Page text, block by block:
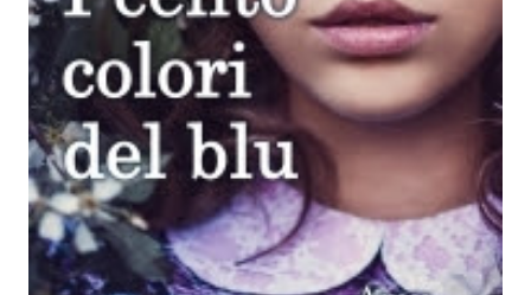
potete capire le mie aspettative! Innanzitutto, se la Gier o
la ce avesse deciso di pubblicare la trilogia in un unico libro,
probabilmente lo avrei apprezzato molto di più. Red è
molto introduttivo, nel senso che in trecento pagine non
succede un bel niente. E non ha nemmeno un finale ._.
finisce esattamente nel bel mezzo della storia (anzi, quale
"mezzo" della storia? Questa storia ha praticamente solo
l'inizio!). Stessa cosa con Blue , stessa...